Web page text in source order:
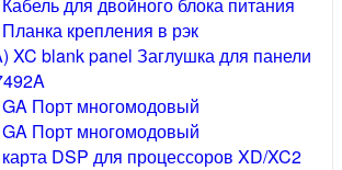
крепления в рэк
XC blank panel Заглушка для панели
Порт многомодовый
Порт многомодовый
DSP для процессоров XD/XC2